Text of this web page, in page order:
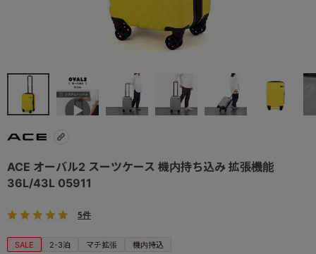
ACE オーバル2 スーツケース 機内持ち込み 拡張機能
36L/43L 05911
5件
SALE 2-3泊 マチ拡張 機内持込